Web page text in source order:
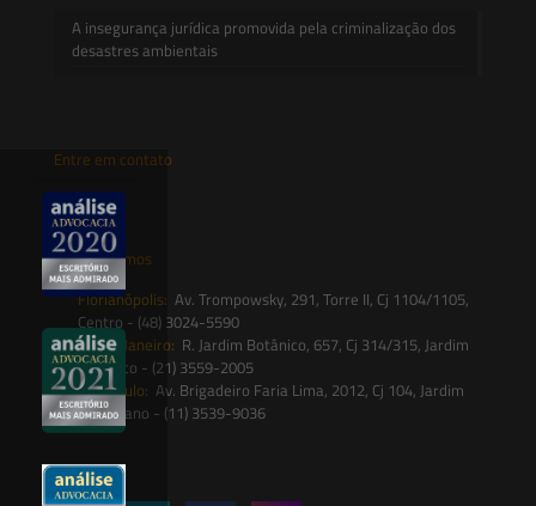
A insegurança jurídica promovida pela criminalização dos
desastres ambientais
Entre em contato
contato@saesadvogados.com.br
Onde estamos
Florianópolis: Av. Trompowsky, 291, Torre II, Cj 1104/1105,
Centro - (48) 3024-5590
Rio de Janeiro: R. Jardim Botânico, 657, Cj 314/315, Jardim
Botânico - (21) 3559-2005
São Paulo: Av. Brigadeiro Faria Lima, 2012, Cj 104, Jardim
Paulistano - (11) 3539-9036
Siga-nos